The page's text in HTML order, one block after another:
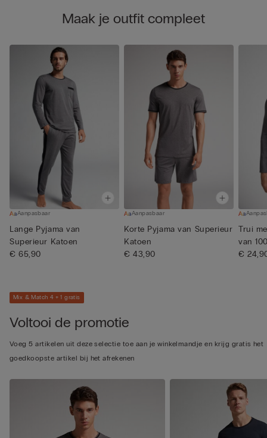
Maak je outfit compleet
Aanpasbaar
Lange Pyjama van
Superieur Katoen
€ 65,90
Aanpasbaar
Korte Pyjama van Superieur
Katoen
€ 43,90
Trui
van
€
Mix & Match 4 + 1 gratis
Voltooi de promotie
Voeg 5 artikelen uit deze selectie toe aan je winkelmandje en krijg gratis het
goedkoopste artikel bij het afrekenen